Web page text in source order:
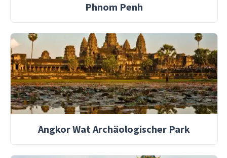
Phnom Penh
Angkor Wat Archäologischer Park